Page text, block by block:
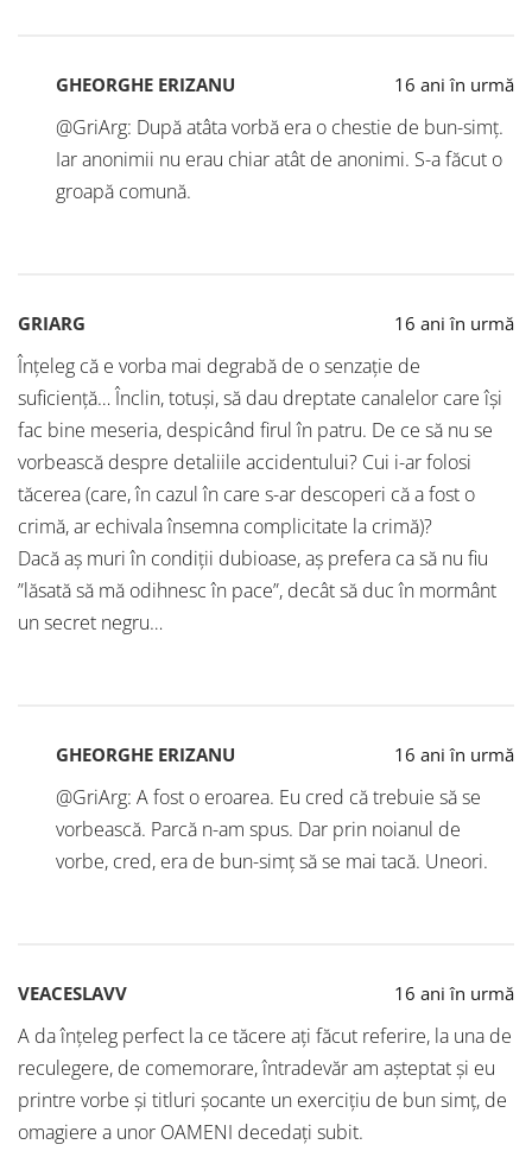
GHEORGHE ERIZANU 16 ani în urmă
@GriArg: După atâta vorbă era o chestie de bun-simț.
Iar anonimii nu erau chiar atât de anonimi. S-a făcut o
groapă comună.
GRIARG 16 ani în urmă
Înțeleg că e vorba mai degrabă de o senzație de
suficiență… Înclin, totuși, să dau dreptate canalelor care își
fac bine meseria, despicând firul în patru. De ce să nu se
vorbească despre detaliile accidentului? Cui i-ar folosi
tăcerea (care, în cazul în care s-ar descoperi că a fost o
crimă, ar echivala însemna complicitate la crimă)?
Dacă aș muri în condiții dubioase, aș prefera ca să nu fiu
”lăsată să mă odihnesc în pace”, decât să duc în mormânt
un secret negru…
GHEORGHE ERIZANU 16 ani în urmă
@GriArg: A fost o eroarea. Eu cred că trebuie să se
vorbească. Parcă n-am spus. Dar prin noianul de
vorbe, cred, era de bun-simț să se mai tacă. Uneori.
VEACESLAVV 16 ani în urmă
A da înţeleg perfect la ce tăcere aţi făcut referire, la una de
reculegere, de comemorare, întradevăr am aşteptat şi eu
printre vorbe şi titluri şocante un exerciţiu de bun simţ, de
omagiere a unor OAMENI decedaţi subit.